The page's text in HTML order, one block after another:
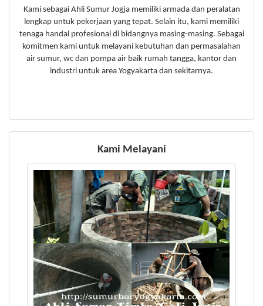
Kami sebagai Ahli Sumur Jogja memiliki armada dan peralatan
lengkap untuk pekerjaan yang tepat. Selain itu, kami memiliki
tenaga handal profesional di bidangnya masing-masing. Sebagai
komitmen kami untuk melayani kebutuhan dan permasalahan
air sumur, wc dan pompa air baik rumah tangga, kantor dan
industri untuk area Yogyakarta dan sekitarnya.
Kami Melayani